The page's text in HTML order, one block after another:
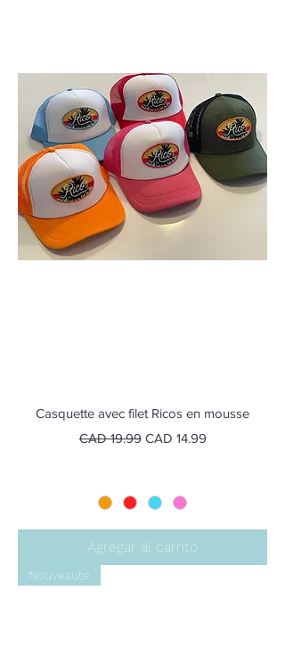
Casquette avec filet Ricos en mousse
Precio
CAD 19.99 Precio de oferta
CAD 14.99
Agregar al carrito
Nouveauté